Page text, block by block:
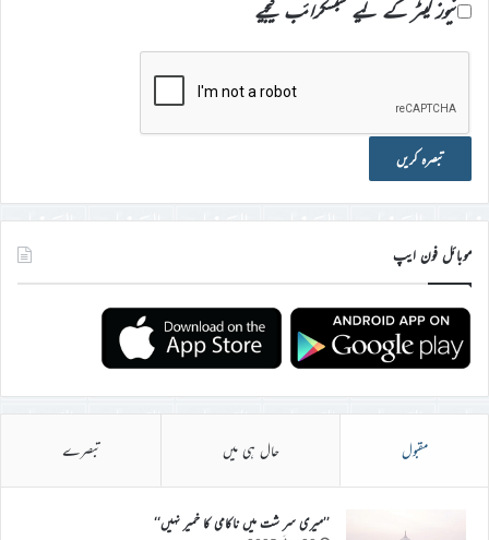
نیوز لیٹر کے لیے سبسکرائب کیجیے
موبائل فون ایپ
مقبول حال ہی میں تبصرے
’’میری سر شت میں ناکامی کا خمیر نہیں‘‘